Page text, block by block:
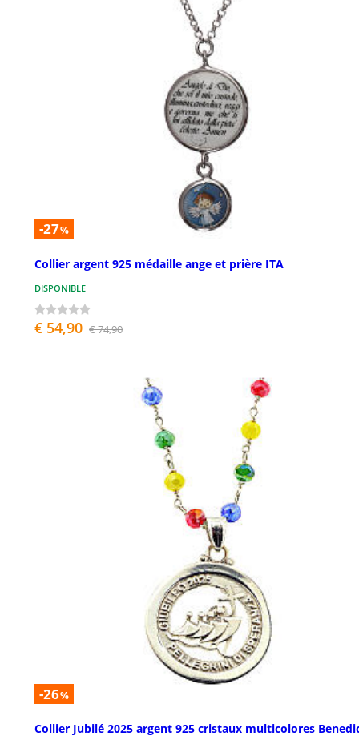
-27%
Collier argent 925 médaille ange et prière ITA
DISPONIBLE
€ 54,90 € 74,90
-26%
Collier Jubilé 2025 argent 925 cristaux multicolores